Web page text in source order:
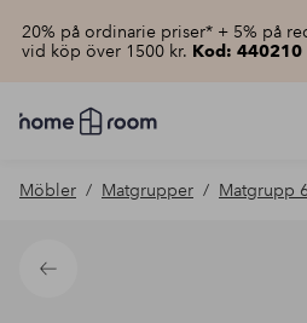
20% på ordinarie priser* + 5% på
vid köp över 1500 kr. Kod: 440210
Homeroom
–
hemmet
pris
Möbler Matgrupper Matgrupp
Tillbaka